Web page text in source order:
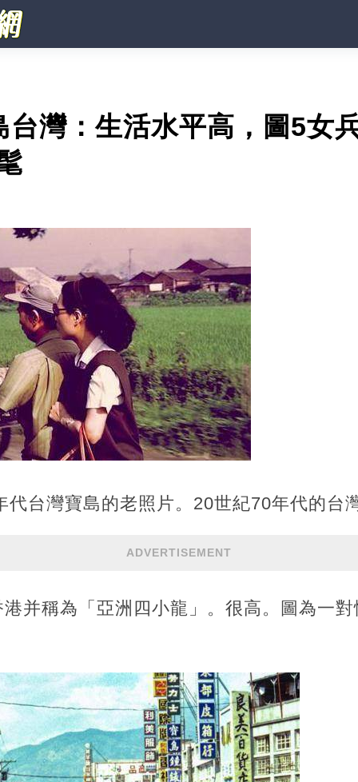
台灣：生活水平高，圖5女
代台灣寶島的老照片。20世紀70年代的台
ADVERTISEMENT
并稱為「亞洲四小龍」。很高。圖為一